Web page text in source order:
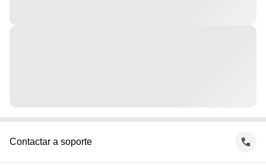
Contactar a soporte